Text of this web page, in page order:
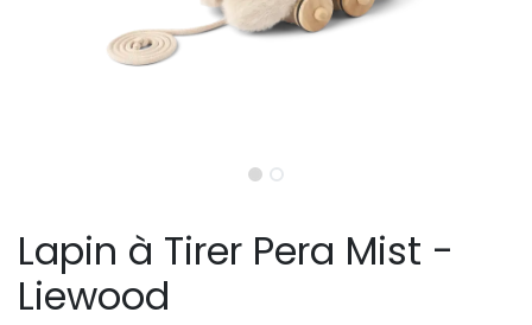
Lapin à Tirer Pera Mist -
Liewood